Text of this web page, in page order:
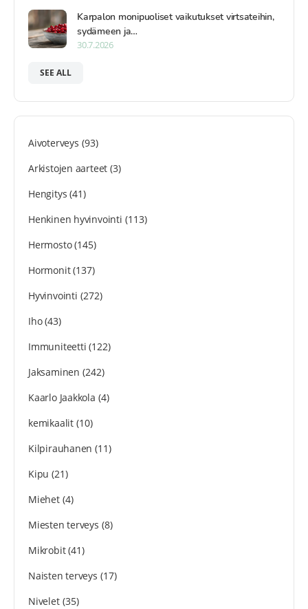
Karpalon monipuoliset vaikutukset virtsateihin,
sydämeen ja…
30.7.2026
SEE ALL
Aivoterveys (93)
Arkistojen aarteet (3)
Hengitys (41)
Henkinen hyvinvointi (113)
Hermosto(145)
Hormonit(137)
Hyvinvointi (272)
Iho(43)
Immuniteetti (122)
Jaksaminen (242)
Kaarlo Jaakkola (4)
kemikaalit(10)
Kilpirauhanen (11)
Kipu (21)
Miehet(4)
Miesten terveys (8)
Mikrobit(41)
Naisten terveys (17)
Nivelet(35)